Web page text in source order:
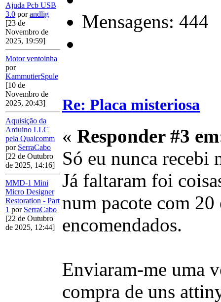
Ajuda Pcb USB
3.0 porandlig
[23 de
Novembro de
2025, 19:59]
Motor ventoinha
por
KammutierSpule
[10 de
Novembro de
2025, 20:43]
Aquisição da
Arduino LLC
pela Qualcomm
por SerraCabo
[22 de Outubro
de 2025, 14:16]
MMD-1 Mini
Micro Designer
Restoration - Part
1 por SerraCabo
[22 de Outubro
de 2025, 12:44]
Mensagens: 444
Re: Placa misteriosa
« Responder #3
Só eu nunca recebi
Já faltaram foi
num pacote com
encomendados.
Enviaram-me uma
compra de uns